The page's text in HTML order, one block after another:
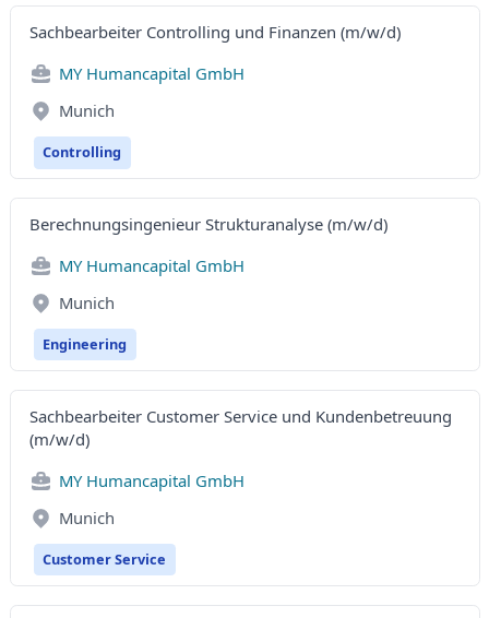
Sachbearbeiter Controlling und Finanzen (m/w/d)
MY Humancapital GmbH
Munich
Controlling
Berechnungsingenieur Strukturanalyse (m/w/d)
MY Humancapital GmbH
Munich
Engineering
Sachbearbeiter Customer Service und Kundenbetreuung
(m/w/d)
MY Humancapital GmbH
Munich
Customer Service